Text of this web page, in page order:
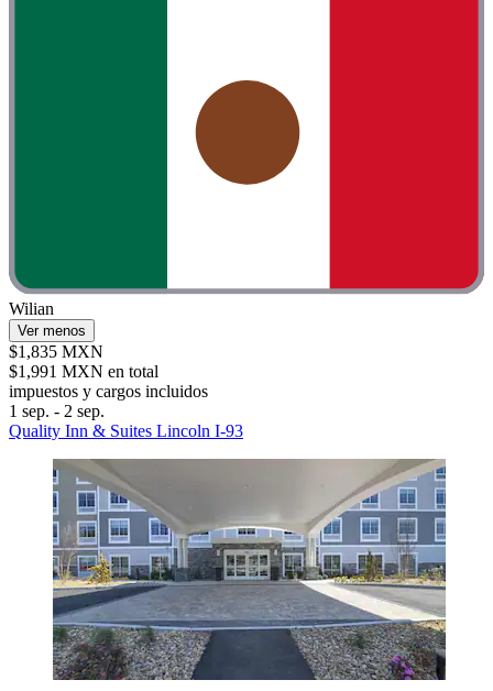
Wilian
Ver menos
$1,835 MXN
$1,991 MXN en total
impuestos y cargos incluidos
1 sep. - 2 sep.
Quality Inn & Suites Lincoln I-93